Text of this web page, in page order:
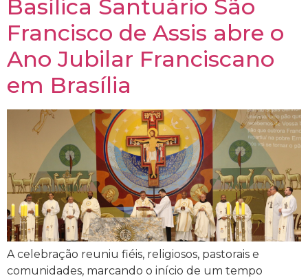
Basílica Santuário São
Francisco de Assis abre o
Ano Jubilar Franciscano
em Brasília
A celebração reuniu fiéis, religiosos, pastorais e
comunidades, marcando o início de um tempo